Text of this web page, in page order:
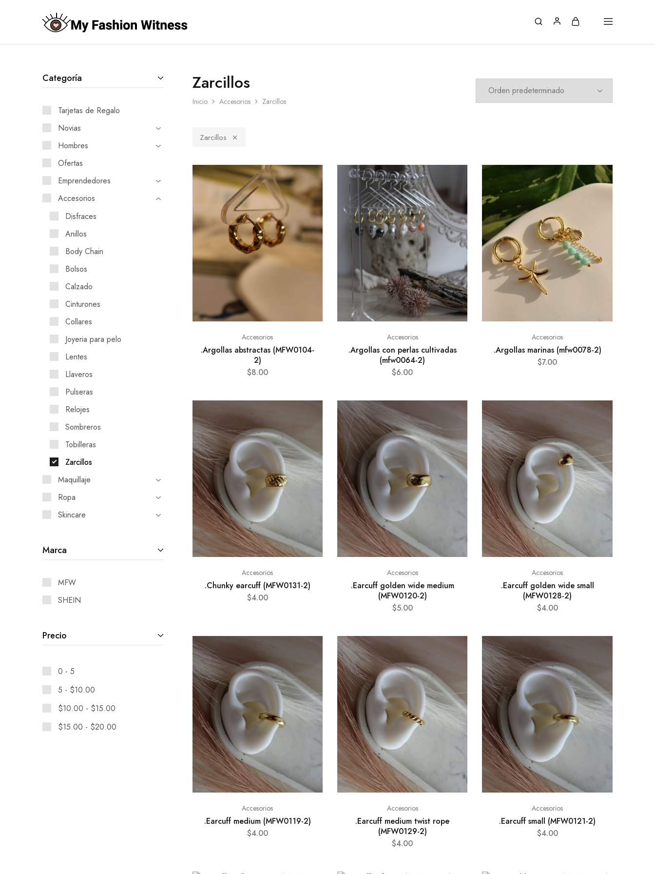
My
Fashion
by
Zarcillos
Inicio Accesorios Zarcillos
Zarcillos
Accesorios
.Argollas abstractas (MFW0104-
2)
$8.00
Accesorios
.Argollas con perlas cultivadas
(mfw0064-2)
$6.00
Accesorios
.Argollas marinas (mfw0078-2)
$7.00
Accesorios
.Chunky earcuff (MFW0131-2)
$4.00
Accesorios
.Earcuff golden wide medium
(MFW0120-2)
$5.00
Accesorios
.Earcuff golden wide small
(MFW0128-2)
$4.00
Accesorios
.Earcuff medium (MFW0119-2)
$4.00
Accesorios
.Earcuff medium twist rope
(MFW0129-2)
$4.00
Accesorios
.Earcuff small (MFW0121-2)
$4.00
Categoría
Tarjetas de Regalo
Novias
Hombres
Ofertas
Emprendedores
Accesorios
Disfraces
Anillos
Body Chain
Bolsos
Calzado
Cinturones
Collares
Joyeria para pelo
Lentes
Llaveros
Pulseras
Relojes
Sombreros
Tobilleras
Zarcillos
Maquillaje
Ropa
Skincare
Marca
MFW
SHEIN
Precio
0 - 5
5 - $10.00
$10.00 - $15.00
$15.00 - $20.00